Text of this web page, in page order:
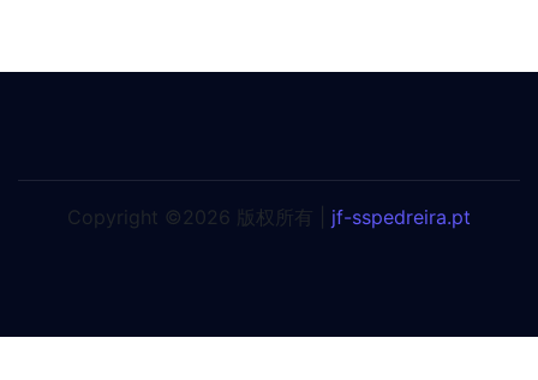
Copyright ©2026 版权所有 | jf-sspedreira.pt